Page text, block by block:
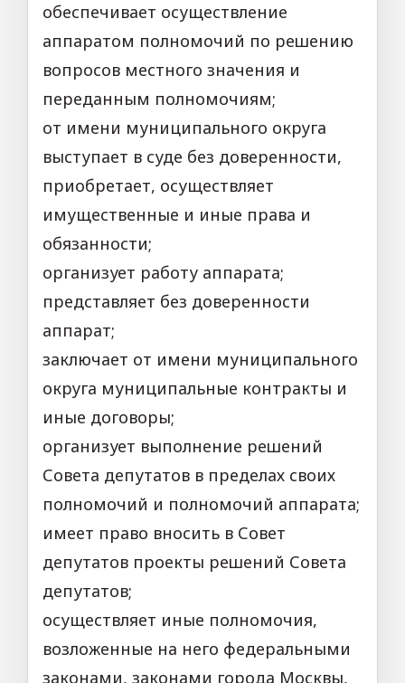
обеспечивает осуществление
аппаратом полномочий по решению
вопросов местного значения и
переданным полномочиям;
от имени муниципального округа
выступает в суде без доверенности,
приобретает, осуществляет
имущественные и иные права и
обязанности;
организует работу аппарата;
представляет без доверенности
аппарат;
заключает от имени муниципального
округа муниципальные контракты и
иные договоры;
организует выполнение решений
Совета депутатов в пределах своих
полномочий и полномочий аппарата;
имеет право вносить в Совет
депутатов проекты решений Совета
депутатов;
осуществляет иные полномочия,
возложенные на него федеральными
законами, законами города Москвы,